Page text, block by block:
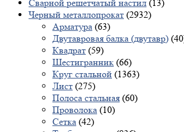
Сварной решетчатый настил (13)
Черный металлопрокат (2932)
Арматура (63)
Двутавровая балка (двутавр)
Квадрат (59)
Шестигранник (66)
Круг стальной (1363)
Лист (275)
Полоса стальная (60)
Проволока (10)
Сетка (42)